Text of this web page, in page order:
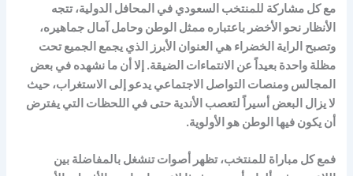
مع كل مشاركة للمنتخب السعودي في المحافل الدولية، تتجه
الأنظار نحو الأخضر باعتباره ممثل الوطن وحامل آمال جماهيره،
وتصبح الراية الخضراء هي العنوان الأبرز الذي يجمع الجميع تحت
مظلة واحدة بعيداً عن الانتماءات الضيقة. إلا أن ما نشهده في بعض
المجالس ومنصات التواصل الاجتماعي يدعو إلى الاستغراب، حيث
لا يزال البعض أسيراً لتعصب الأندية حتى في اللحظات التي يفترض
أن يكون فيها الوطن هو الأولوية.
فمع كل مباراة للمنتخب، تظهر أصوات تنشغل بالمفاضلة بين